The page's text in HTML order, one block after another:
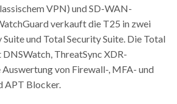
VPN) und SD-WAN-
verkauft die T25 in zwei
Suite und Total Security Suite. Die Total
ThreatSync XDR-
von Firewall-, MFA- und
APT Blocker.